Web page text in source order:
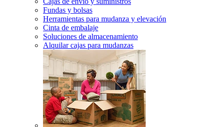
Fundas y bolsas
Herramientas para mudanza y elevación
Cinta de embalaje
Soluciones de almacenamiento
Alquilar cajas para mudanzas